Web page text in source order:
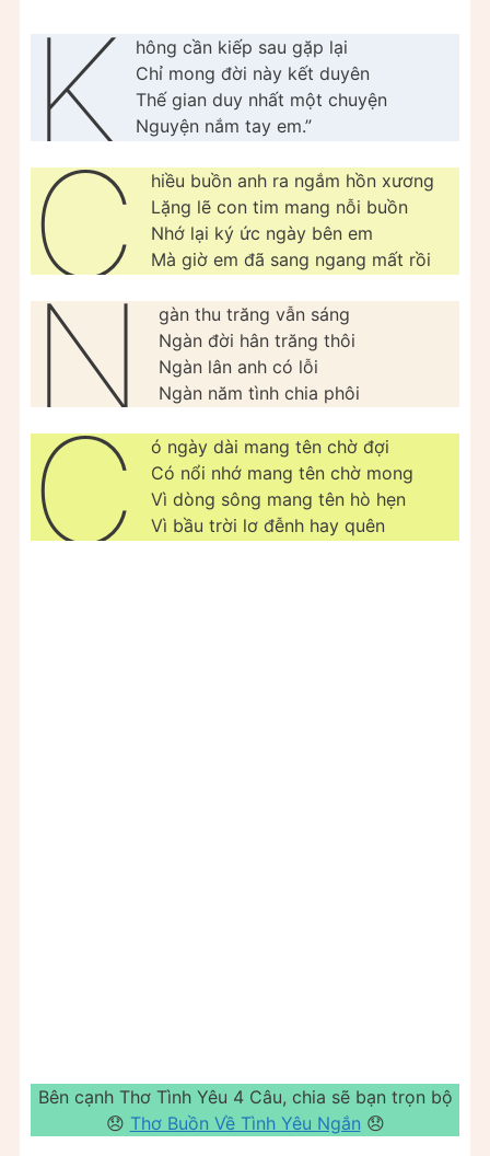
K
hông cần kiếp sau gặp lại
Chỉ mong đời này kết duyên
Thế gian duy nhất một chuyện
Nguyện nắm tay em.”
C
hiều buồn anh ra ngắm hồn xương
Lặng lẽ con tim mang nỗi buồn
Nhớ lại ký ức ngày bên em
Mà giờ em đã sang ngang mất rồi
N
gàn thu trăng vẫn sáng
Ngàn đời hân trăng thôi
Ngàn lân anh có lỗi
Ngàn năm tình chia phôi
C
ó ngày dài mang tên chờ đợi
Có nổi nhớ mang tên chờ mong
Vì dòng sông mang tên hò hẹn
Vì bầu trời lơ đễnh hay quên
Bên cạnh Thơ Tình Yêu 4 Câu, chia sẽ bạn trọn bộ
😞 Thơ Buồn Về Tình Yêu Ngắn 😞